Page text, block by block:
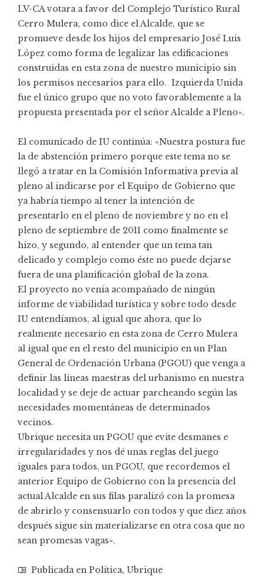
LV-CA votara a favor del Complejo Turístico Rural
Cerro Mulera, como dice el Alcalde, que se
promueve desde los hijos del empresario José Luis
López como forma de legalizar las edificaciones
construidas en esta zona de nuestro municipio sin
los permisos necesarios para ello. Izquierda Unida
fue el único grupo que no voto favorablemente a la
propuesta presentada por el señor Alcalde a Pleno».
El comunicado de IU continúa: «Nuestra postura fue
la de abstención primero porque este tema no se
llegó a tratar en la Comisión Informativa previa al
pleno al indicarse por el Equipo de Gobierno que
ya habría tiempo al tener la intención de
presentarlo en el pleno de noviembre y no en el
pleno de septiembre de 2011 como finalmente se
hizo, y segundo, al entender que un tema tan
delicado y complejo como éste no puede dejarse
fuera de una planificación global de la zona.
El proyecto no venía acompañado de ningún
informe de viabilidad turística y sobre todo desde
IU entendíamos, al igual que ahora, que lo
realmente necesario en esta zona de Cerro Mulera
al igual que en el resto del municipio en un Plan
General de Ordenación Urbana (PGOU) que venga a
definir las líneas maestras del urbanismo en nuestra
localidad y se deje de actuar parcheando según las
necesidades momentáneas de determinados
vecinos.
Ubrique necesita un PGOU que evite desmanes e
irregularidades y nos dé unas reglas del juego
iguales para todos, un PGOU, que recordemos el
anterior Equipo de Gobierno con la presencia del
actual Alcalde en sus filas paralizó con la promesa
de abrirlo y consensuarlo con todos y que diez años
después sigue sin materializarse en otra cosa que no
sean promesas vagas».
Publicada en Política, Ubrique